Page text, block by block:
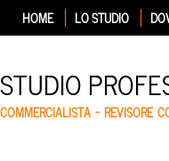
HOME LO STUDIO
STUDIO
COMMERCIALISTA – REVISORE